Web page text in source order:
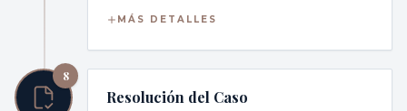
MÁS DETALLES
8
Resolución del Caso